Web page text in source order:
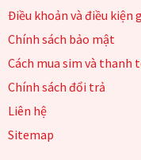
Điều khoản và điều kiện
Chính sách bảo mật
Cách mua sim và thanh
Chính sách đổi trả
Liên hệ
Sitemap